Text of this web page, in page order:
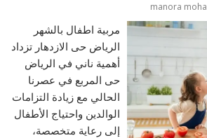
manora
مربية اطفال بالشهر
الرياض حى الازدهار تزداد
أهمية ناني في الرياض
حى المربع في عصرنا
الحالي مع زيادة التزامات
الوالدين واحتياج الأطفال
إلى رعاية متخصصة،